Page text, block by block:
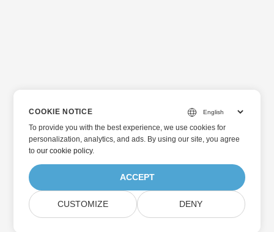
COOKIE NOTICE
To provide you with the best experience, we use cookies for
personalization, analytics, and ads. By using our site, you agree
toour cookie policy.
ACCEPT
CUSTOMIZE DENY